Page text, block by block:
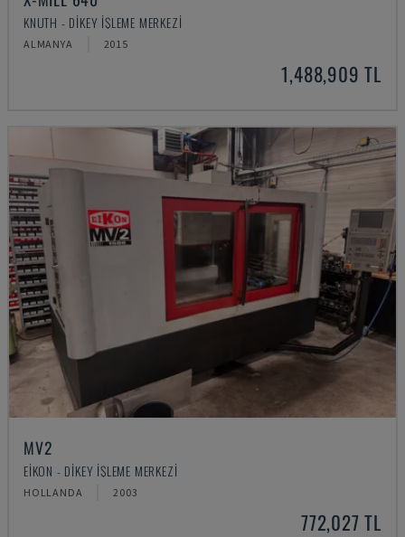
KNUTH - DIKEY İŞLEME MERKEZI
ALMANYA 2015
1,488,909 TL
MV2
EIKON - DIKEY İŞLEME MERKEZI
HOLLANDA 2003
772,027 TL